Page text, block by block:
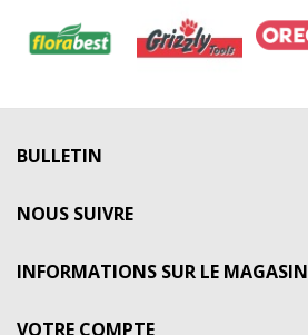
BULLETIN
NOUS SUIVRE
INFORMATIONS SUR LE MAGASIN
VOTRE COMPTE